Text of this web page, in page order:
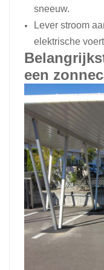
sneeuw.
Lever stroom
elektrische
een